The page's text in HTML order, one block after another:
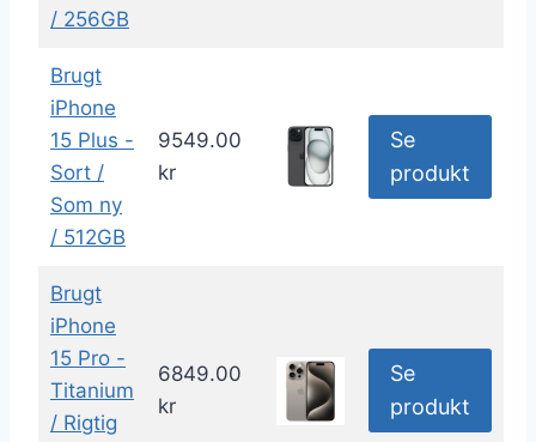
/ 256GB
Brugt
iPhone
15 Plus -
Sort /
Som ny
/ 512GB
9549.00
kr
Se
produkt
Brugt
iPhone
15 Pro -
Titanium
/ Rigtig
6849.00
kr
Se
produkt